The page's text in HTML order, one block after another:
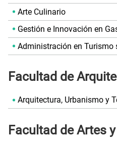
Arte Culinario
Gestión e Innovación en
Administración en Turismo
Facultad de
Arquitectura, Urbanismo y
Facultad de Artes